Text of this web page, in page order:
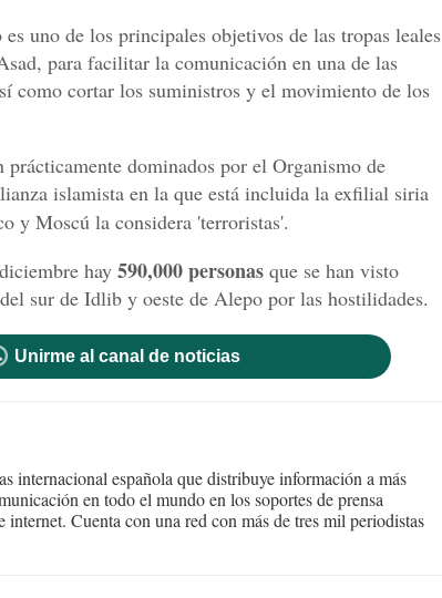
uno de los principales objetivos de las tropas leales
para facilitar la comunicación en una de las
como cortar los suministros y el movimiento de los
dominados por el Organismo de
islamista en la que está incluida la exfilial siria
y Moscú la considera 'terroristas'.
hay 590,000 personas que se han visto
sur de Idlib y oeste de Alepo por las hostilidades.
Unirme al canal de noticias
internacional española que distribuye información a más
en todo el mundo en los soportes de prensa
internet. Cuenta con una red con más de tres mil periodistas